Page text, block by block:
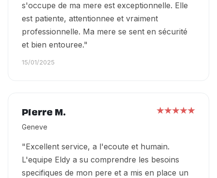
s'occupe de ma mere est exceptionnelle. Elle
est patiente, attentionnee et vraiment
professionnelle. Ma mere se sent en sécurité
et bien entouree."
15/01/2025
Pierre M.
Geneve
"Excellent service, a l'ecoute et humain.
L'equipe Eldy a su comprendre les besoins
specifiques de mon pere et a mis en place un